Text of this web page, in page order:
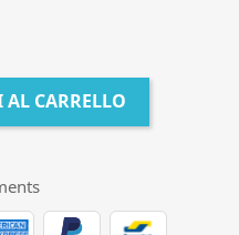
CARRELLO